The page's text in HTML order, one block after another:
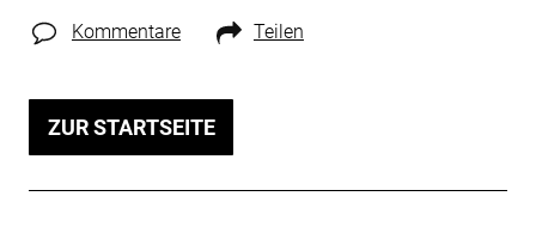
Kommentare Teilen
ZUR STARTSEITE